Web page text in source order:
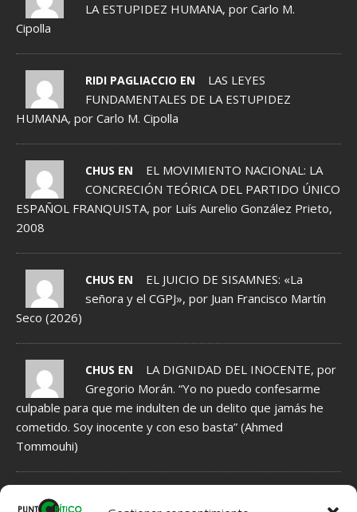
LA ESTUPIDEZ HUMANA, por Carlo M.
Cipolla
RIDI PAGLIACCIO EN
LAS LEYES
FUNDAMENTALES DE LA ESTUPIDEZ
HUMANA, por Carlo M. Cipolla
CHUS EN
EL MOVIMIENTO NACIONAL: LA
CONCRECIÓN TEÓRICA DEL PARTIDO ÚNICO
ESPAÑOL FRANQUISTA, por Luís Aurelio González Prieto,
2008
CHUS EN
EL JUICIO DE SISAMNES: «La
señora y el CGPJ», por Juan Francisco Martín
Seco (2026)
CHUS EN
LA DIGNIDAD DEL INOCENTE, por
Gregorio Morán. “Yo no puedo confesarme
culpable para que me indulten de un delito que jamás he
cometido. Soy inocente y con eso basta” (Ahmed
Tommouhi)
NORMAS DE MODERACIÓN DE COMENTARIOS